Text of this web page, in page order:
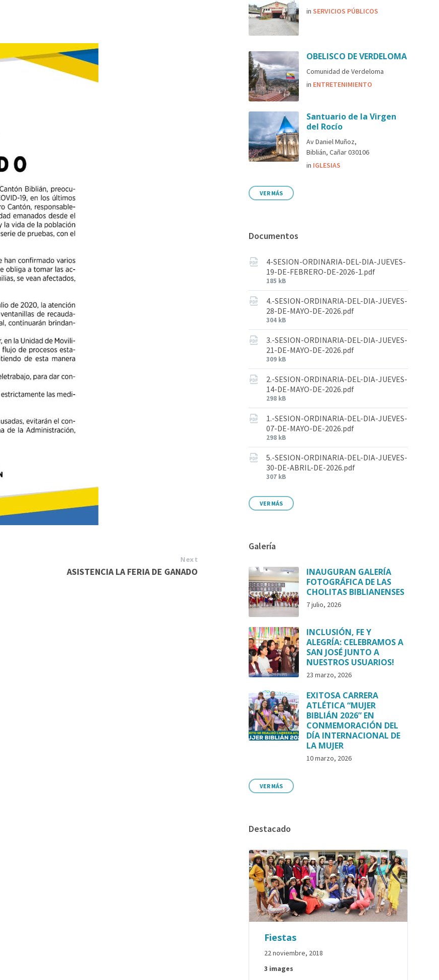
Next
ASISTENCIA LA FERIA DE GANADO
inSERVICIOS PÚBLICOS
OBELISCO DE VERDELOMA
Comunidad de Verdeloma
in ENTRETENIMIENTO
Santuario de la Virgen
del Rocío
Av Daniel Muñoz,
Biblián, Cañar 030106
in IGLESIAS
VER MÁS
Documentos
4-SESION-ORDINARIA-DEL-DIA-JUEVES-
19-DE-FEBRERO-DE-2026-1.pdf
185 kB
4.-SESION-ORDINARIA-DEL-DIA-JUEVES-
28-DE-MAYO-DE-2026.pdf
304 kB
3.-SESION-ORDINARIA-DEL-DIA-JUEVES-
21-DE-MAYO-DE-2026.pdf
309 kB
2.-SESION-ORDINARIA-DEL-DIA-JUEVES-
14-DE-MAYO-DE-2026.pdf
298 kB
1.-SESION-ORDINARIA-DEL-DIA-JUEVES-
07-DE-MAYO-DE-2026.pdf
298 kB
5.-SESION-ORDINARIA-DEL-DIA-JUEVES-
30-DE-ABRIL-DE-2026.pdf
307 kB
VER MÁS
Galería
INAUGURAN GALERÍA
FOTOGRÁFICA DE LAS
CHOLITAS BIBLIANENSES
7 julio, 2026
INCLUSIÓN, FE Y
ALEGRÍA: CELEBRAMOS A
SAN JOSÉ JUNTO A
NUESTROS USUARIOS!
23 marzo, 2026
EXITOSA CARRERA
ATLÉTICA “MUJER
BIBLIÁN 2026” EN
CONMEMORACIÓN DEL
DÍA INTERNACIONAL DE
LA MUJER
10 marzo, 2026
VER MÁS
Destacado
Fiestas
22 noviembre, 2018
3 images